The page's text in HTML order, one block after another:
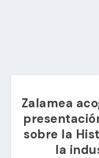
Zalamea
sobre la
la